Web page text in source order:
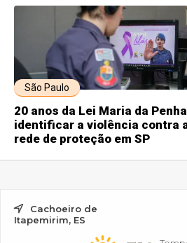
São Paulo
20 anos da Lei Maria da
identificar a violência contra
rede de proteção em SP
Cachoeiro de
Itapemirim, ES